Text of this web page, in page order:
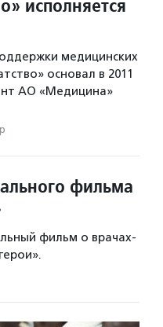
исполняется
медицинских
основал в 2011
АО «Медицина»
фильма
фильм о врачах-